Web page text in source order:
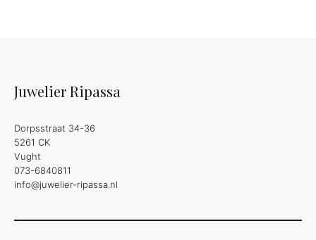
Juwelier Ripassa
Dorpsstraat 34-36
5261 CK
Vught
073-6840811
info@juwelier-ripassa.nl